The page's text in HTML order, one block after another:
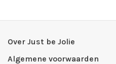
Over Just be Jolie
Algemene voorwaarden